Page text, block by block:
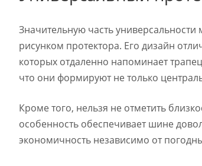
Значительную часть
рисунком протектора. Его дизайн
которых отдаленно напоминает
что они формируют не только
Кроме того, нельзя не отметить
особенность обеспечивает шине
экономичность независимо от